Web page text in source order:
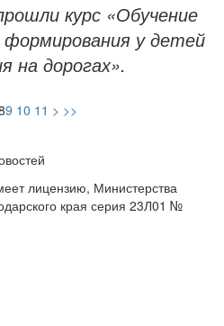
курс «Обучение
формирования у детей
на дорогах».
9 10 11 > >>
лицензию, Министерства
края серия 23Л01 №